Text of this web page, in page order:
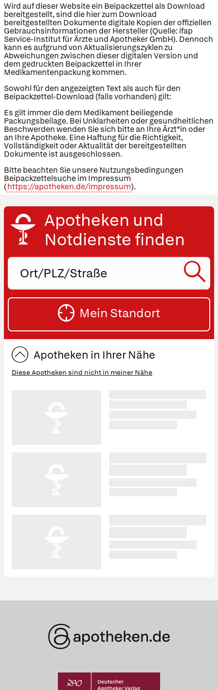
Wird auf dieser Website ein Beipackzettel als Download
bereitgestellt, sind die hier zum Download
bereitgestellten Dokumente digitale Kopien der offiziellen
Gebrauchsinformationen der Hersteller (Quelle: ifap
Service-Institut für Ärzte und Apotheker GmbH). Dennoch
kann es aufgrund von Aktualisierungszyklen zu
Abweichungen zwischen dieser digitalen Version und
dem gedruckten Beipackzettel in Ihrer
Medikamentenpackung kommen.
Sowohl für den angezeigten Text als auch für den
Beipackzettel-Download (falls vorhanden) gilt:
Es gilt immer die dem Medikament beiliegende
Packungsbeilage. Bei Unklarheiten oder gesundheitlichen
Beschwerden wenden Sie sich bitte an Ihre Ärzt*in oder
an Ihre Apotheke. Eine Haftung für die Richtigkeit,
Vollständigkeit oder Aktualität der bereitgestellten
Dokumente ist ausgeschlossen.
Bitte beachten Sie unsere Nutzungsbedingungen
Beipackzettelsuche im Impressum
(https://apotheken.de/impressum).
Apotheken und
Notdienste finden
Ort,
oder
Straße
Mein Standort
Apotheken in Ihrer Nähe
Diese Apotheken sind nicht in meiner Nähe